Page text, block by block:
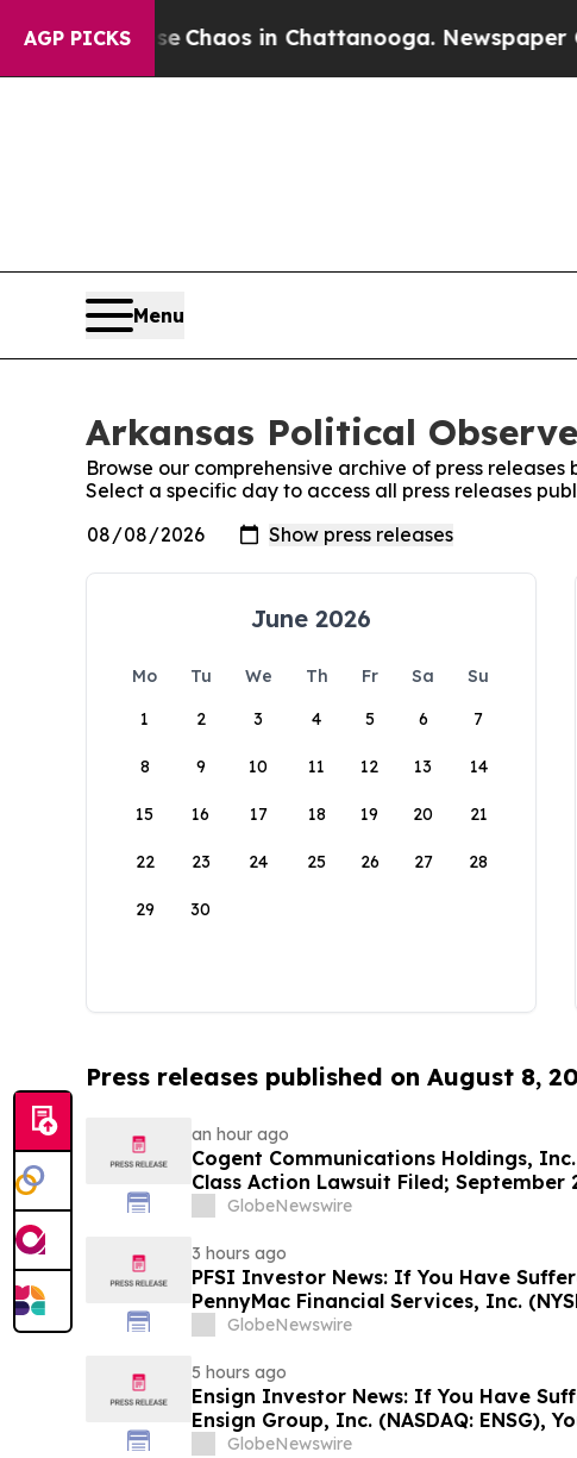
AGP PICKS
CollapseChaos in Chattanooga. Newspaper
Menu
Arkansas Political
Browse our comprehensive archive of press releases
Select a specific day to access all press releases
June 2026
Mo Tu We Th Fr Sa
Su
1
2 3 4 5 6 7
8 9 10 11 12 13 14
15 16 17 18 19 20 21
22 23 24 25 26 27 28
29 30
Press releases published on August 8,
an hour ago
Cogent Communications Holdings,
Class Action Lawsuit Filed; September
Plaintiff Deadline – Contact Kessler
GlobeNewswire
3 hours ago
PFSI Investor News: If You Have
PennyMac Financial Services, Inc.
Encouraged to Contact The Rosen
GlobeNewswire
5 hours ago
Ensign Investor News: If You Have
Ensign Group, Inc. (NASDAQ: ENSG),
Contact The Rosen Law Firm About
GlobeNewswire